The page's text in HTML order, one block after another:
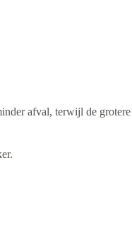
afval, terwijl de